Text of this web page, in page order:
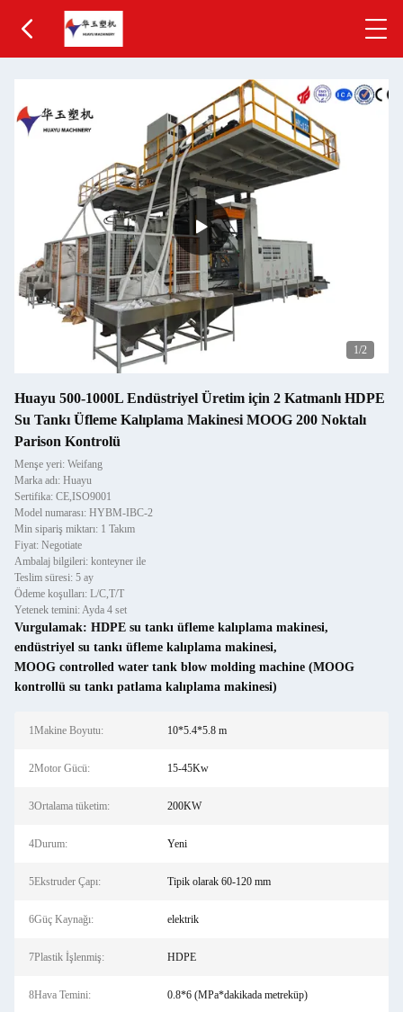
1/2
Huayu 500-1000L Endüstriyel Üretim için 2 Katmanlı HDPE
Su Tankı Üfleme Kalıplama Makinesi MOOG 200 Noktalı
Parison Kontrolü
Menşe yeri: Weifang
Marka adı: Huayu
Sertifika: CE,ISO9001
Model numarası: HYBM-IBC-2
Min sipariş miktarı: 1 Takım
Fiyat: Negotiate
Ambalaj bilgileri: konteyner ile
Teslim süresi: 5 ay
Ödeme koşulları: L/C,T/T
Yetenek temini: Ayda 4 set
Vurgulamak: HDPE su tankı üfleme kalıplama makinesi,
endüstriyel su tankı üfleme kalıplama makinesi,
MOOG controlled water tank blow molding machine (MOOG
kontrollü su tankı patlama kalıplama makinesi)
1Makine Boyutu: 10*5.4*5.8 m
2Motor Gücü: 15-45Kw
3Ortalama tüketim: 200KW
4Durum: Yeni
5Ekstruder Çapı: Tipik olarak 60-120 mm
6Güç Kaynağı: elektrik
7Plastik İşlenmiş: HDPE
8Hava Temini: 0.8*6 (MPa*dakikada metreküp)